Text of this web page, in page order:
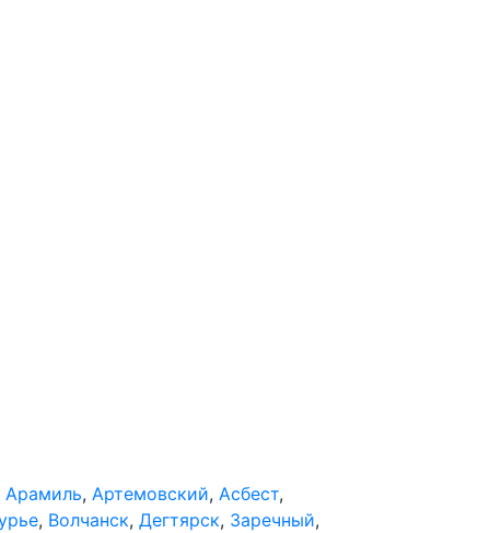
Арамиль, Артемовский, Асбест,
, Волчанск, Дегтярск, Заречный,